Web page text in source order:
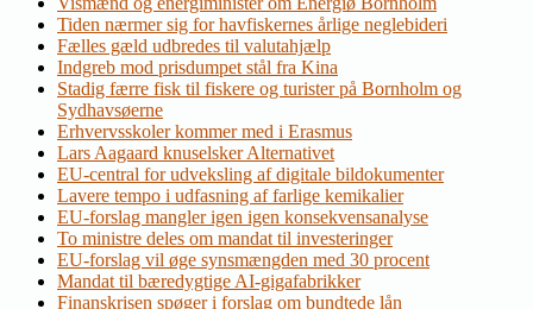
Tiden nærmer sig for havfiskernes årlige neglebideri
Fælles gæld udbredes til valutahjælp
Indgreb mod prisdumpet stål fra Kina
Stadig færre fisk til fiskere og turister på Bornholm og
Sydhavsøerne
Erhvervsskoler kommer med i Erasmus
Lars Aagaard knuselsker Alternativet
EU-central for udveksling af digitale bildokumenter
Lavere tempo i udfasning af farlige kemikalier
EU-forslag mangler igen igen konsekvensanalyse
To ministre deles om mandat til investeringer
EU-forslag vil øge synsmængden med 30 procent
Mandat til bæredygtige AI-gigafabrikker
Finanskrisen spøger i forslag om bundtede lån